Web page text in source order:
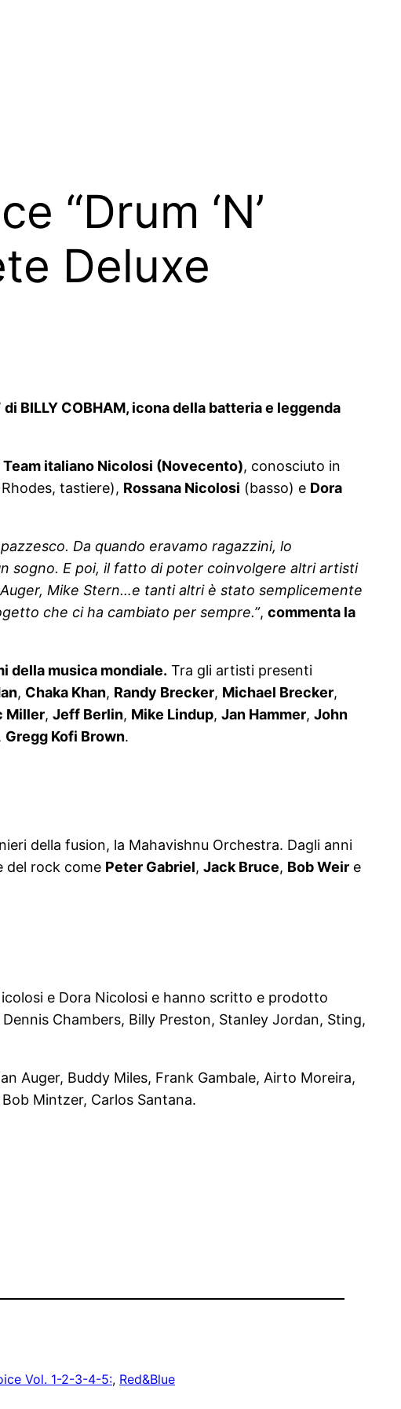
“Drum ‘N’
Deluxe
di BILLY COBHAM, icona della batteria e leggenda
Team italiano Nicolosi (Novecento), conosciuto in
tastiere), Rossana Nicolosi (basso) e Dora
Da quando eravamo ragazzini, lo
sogno. E poi, il fatto di poter coinvolgere altri artisti
Mike Stern…e tanti altri è stato semplicemente
che ci ha cambiato per sempre.”, commenta la
della musica mondiale. Tra gli artisti presenti
, Chaka Khan, Randy Brecker, Michael Brecker,
Miller, Jeff Berlin, Mike Lindup, Jan Hammer, John
Gregg Kofi Brown.
della fusion, la Mahavishnu Orchestra. Dagli anni
del rock come Peter Gabriel, Jack Bruce, Bob Weir e
e Dora Nicolosi e hanno scritto e prodotto
Chambers, Billy Preston, Stanley Jordan, Sting,
Auger, Buddy Miles, Frank Gambale, Airto Moreira,
Mintzer, Carlos Santana.
Vol. 1-2-3-4-5:, Red&Blue